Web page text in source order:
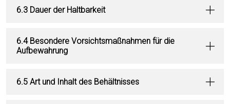
6.3 Dauer der Haltbarkeit
6.4 Besondere Vorsichtsmaßnahmen für die
Aufbewahrung
6.5 Art und Inhalt des Behältnisses